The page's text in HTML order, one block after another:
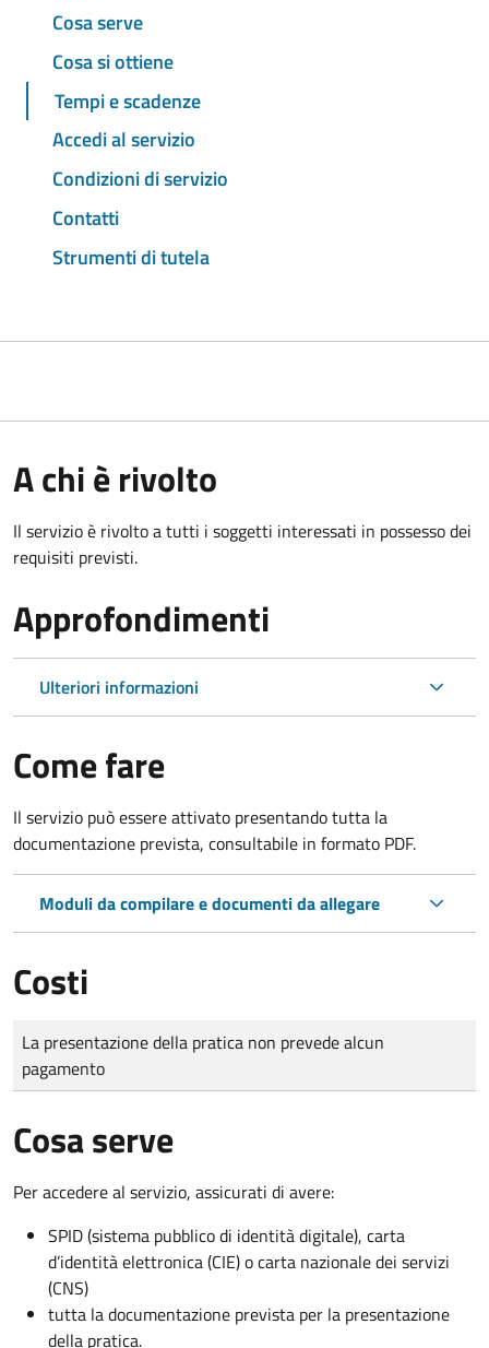
Cosa serve
Cosa si ottiene
Tempi e scadenze
Accedi al servizio
Condizioni di servizio
Contatti
Strumenti di tutela
A chi è rivolto
Il servizio è rivolto a tutti i soggetti interessati in possesso dei
requisiti previsti.
Approfondimenti
Ulteriori informazioni
Come fare
Il servizio può essere attivato presentando tutta la
documentazione prevista, consultabile in formato PDF.
Moduli da compilare e documenti da allegare
Costi
Tipo di pagamento
Importo
La presentazione della pratica non prevede alcun
pagamento
Cosa serve
Per accedere al servizio, assicurati di avere:
SPID (sistema pubblico di identità digitale), carta
d’identità elettronica (CIE) o carta nazionale dei servizi
(CNS)
tutta la documentazione prevista per la presentazione
della pratica.